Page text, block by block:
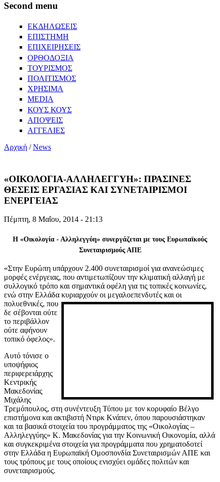
Second menu
ΕΚΔΗΛΩΣΕΙΣ
ΕΠΙΣΤΗΜΗ
ΕΠΙΧΕΙΡΗΣΕΙΣ
ΟΡΘΟΔΟΞΙΑ
ΤΟΥΡΙΣΜΟΣ
ΠΟΛΙΤΙΣΜΟΣ
ΧΡΗΣΙΜΑ
MEDIA
ΚΟΥΣ ΚΟΥΣ
ΑΠΟΨΕΙΣ
ΑΓΓΕΛΙΕΣ
Αρχική /News
«ΟΙΚΟΛΟΓΙΑ-ΑΛΛΗΛΕΓΓΥΗ»: ΠΡΑΣΙΝΕΣ
ΘΕΣΕΙΣ ΕΡΓΑΣΙΑΣ ΚΑΙ ΣΥΝΕΤΑΙΡΙΣΜΟΙ
ΕΝΕΡΓΕΙΑΣ
Πέμπτη, 8 Μαΐου, 2014 - 21:13
Η «Οικολογία - Αλληλεγγύη» συνεργάζεται με τους Ευρωπαϊκούς
Συνεταιρισμούς ΑΠΕ
«Στην Ευρώπη υπάρχουν 2.400 συνεταιρισμοί για ανανεώσιμες
μορφές ενέργειας, που αντιμετωπίζουν την κλιματική αλλαγή με
συλλογικό τρόπο και σημαντικά οφέλη για τις τοπικές κοινωνίες,
ενώ στην Ελλάδα κυριαρχούν οι μεγαλοεπενδυτές και οι
πολυεθνικές, που
δε σέβονται ούτε
το περιβάλλον
ούτε αφήνουν
τοπικό όφελος».
Αυτό τόνισε ο
υποψήφιος
περιφερειάρχης
Κεντρικής
Μακεδονίας
Μιχάλης
Τρεμόπουλος, στη συνέντευξη Τύπου με τον κορυφαίο Βέλγο
επιστήμονα και ακτιβιστή Ντιρκ Κνάπεν, όπου παρουσιάστηκαν
και τα βασικά στοιχεία του προγράμματος της «Οικολογίας –
Αλληλεγγύης» Κ. Μακεδονίας για την Κοινωνική Οικονομία, αλλά
και συγκεκριμένα στοιχεία για προγράμματα που χρηματοδοτεί
στην Ελλάδα η Ευρωπαϊκή Ομοσπονδία Συνεταιρισμών ΑΠΕ και
τους τρόπους με τους οποίους ενισχύει ομάδες πολιτών και
συνεταιρισμούς.